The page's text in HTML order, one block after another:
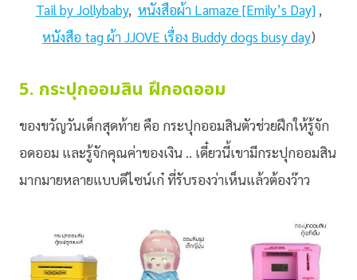
Tail by Jollybaby, หนังสือผ้า Lamaze [Emily’s Day],
หนังสือ tag ผ้า JJOVE เรื่อง Buddy dogs busy day)
5. กระปุกออมสิน ฝึกอดออม
ของขวัญวันเด็กสุดท้าย คือ กระปุกออมสินตัวช่วยฝึกให้รู้จัก
อดออม และรู้จักคุณค่าของเงิน .. เดี๋ยวนี้เขามีกระปุกออมสิน
มากมายหลายแบบดีไซน์เก๋ ที่รับรองว่าเห็นแล้วต้องว๊าว